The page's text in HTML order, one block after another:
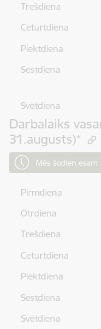
Trešdiena
Ceturtdiena
Piektdiena
Sestdiena
Svētdiena
Darbalaiks
31.augusts)*
Mēs šodien
Pirmdiena
Otrdiena
Trešdiena
Ceturtdiena
Piektdiena
Sestdiena
Svētdiena